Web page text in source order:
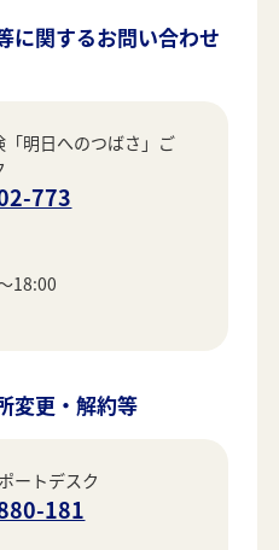
に関するお問い合わせ
「明日へのつばさ」ご
773
18:00
変更・解約等
ートデスク
181